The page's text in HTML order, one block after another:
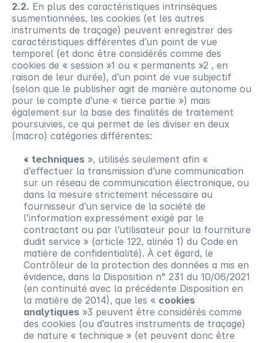
2.2. En plus des caractéristiques intrinsèques
susmentionnées, les cookies (et les autres
instruments de traçage) peuvent enregistrer des
caractéristiques différentes d’un point de vue
temporel (et donc être considérés comme des
cookies de « session »1 ou « permanents »2 , en
raison de leur durée), d’un point de vue subjectif
(selon que le publisher agit de manière autonome ou
pour le compte d’une « tierce partie ») mais
également sur la base des finalités de traitement
poursuivies, ce qui permet de les diviser en deux
(macro) catégories différentes:
« techniques », utilisés seulement afin «
d’effectuer la transmission d’une communication
sur un réseau de communication électronique, ou
dans la mesure strictement nécessaire au
fournisseur d’un service de la société de
l’information expressément exigé par le
contractant ou par l’utilisateur pour la fourniture
dudit service » (article 122, alinéa 1) du Code en
matière de confidentialité). À cet égard, le
Contrôleur de la protection des données a mis en
évidence, dans la Disposition n° 231 du 10/06/2021
(en continuité avec la précédente Disposition en
la matière de 2014), que les « cookies
analytiques »3 peuvent être considérés comme
des cookies (ou d’autres instruments de traçage)
de nature « technique » (et peuvent donc être